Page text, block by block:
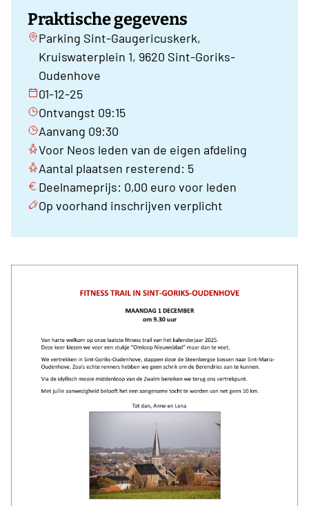
Praktische gegevens
Parking Sint-Gaugericuskerk,
Kruiswaterplein 1, 9620 Sint-Goriks-
Oudenhove
01-12-25
Ontvangst 09:15
Aanvang 09:30
Voor Neos leden van de eigen afdeling
Aantal plaatsen resterend: 5
Deelnameprijs: 0,00 euro voor leden
Op voorhand inschrijven verplicht